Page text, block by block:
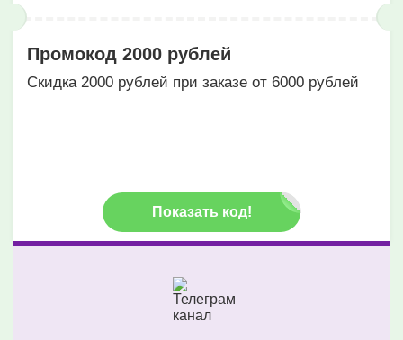
Промокод 2000 рублей
Скидка 2000 рублей при заказе от 6000 рублей
Показать код!